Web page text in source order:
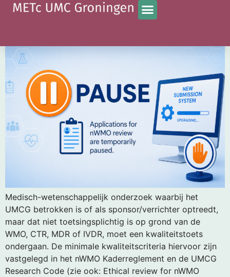
Categorie:lokale uitvoerbaarheid
Medisch-wetenschappelijk onderzoek waarbij het
UMCG betrokken is of als sponsor/verrichter optreedt,
maar dat niet toetsingsplichtig is op grond van de
WMO, CTR, MDR of IVDR, moet een kwaliteitstoets
ondergaan. De minimale kwaliteitscriteria hiervoor zijn
vastgelegd in het nWMO Kaderreglement en de UMCG
Research Code (zie ook: Ethical review for nWMO